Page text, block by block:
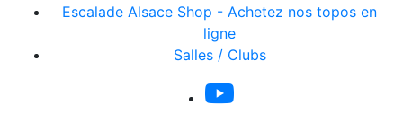
Escalade Alsace Shop - Achetez nos topos en
ligne
Salles / Clubs